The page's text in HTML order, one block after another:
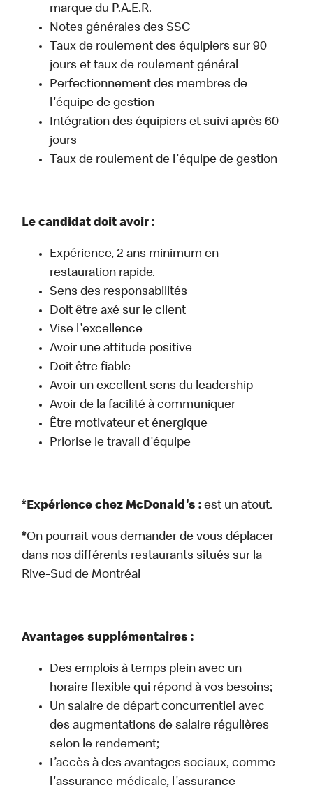
marque du P.A.E.R.
Notes générales des SSC
Taux de roulement des équipiers sur 90
jours et taux de roulement général
Perfectionnement des membres de
l'équipe de gestion
Intégration des équipiers et suivi après 60
jours
Taux de roulement de l'équipe de gestion
Le candidat doit avoir :
Expérience, 2 ans minimum en
restauration rapide.
Sens des responsabilités
Doit être axé sur le client
Vise l'excellence
Avoir une attitude positive
Doit être fiable
Avoir un excellent sens du leadership
Avoir de la facilité à communiquer
Être motivateur et énergique
Priorise le travail d'équipe
*Expérience chez McDonald's :est un atout.
*On pourrait vous demander de vous déplacer
dans nos différents restaurants situés sur la
Rive-Sud de Montréal
Avantages supplémentaires :
Des emplois à temps plein avec un
horaire flexible qui répond à vos besoins;
Un salaire de départ concurrentiel avec
des augmentations de salaire régulières
selon le rendement;
L’accès à des avantages sociaux, comme
l'assurance médicale, l'assurance